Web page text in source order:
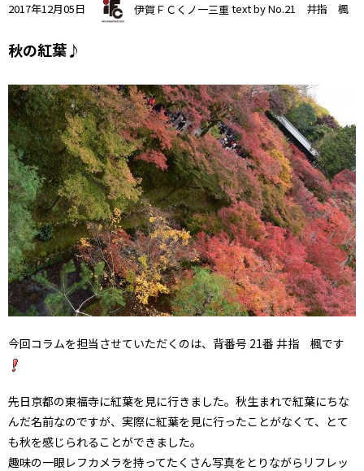
2017年12月05日 伊賀ＦＣくノ一三重text by No.21 井指 楓
秋の紅葉♪
今回コラムを担当させていただくのは、背番号 21番 井指 楓です
先日京都の東福寺に紅葉を見に行きました。秋生まれで紅葉にちな
んだ名前なのですが、実際に紅葉を見に行ったことがなくて、とて
も秋を感じられることができました。
趣味の一眼レフカメラを持ってたくさん写真をとりながらリフレッ